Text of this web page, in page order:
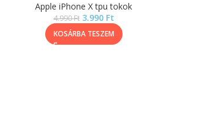
Apple iPhone X tpu tokok
4.990Ft 3.990 Ft
KOSÁRBA TESZEM